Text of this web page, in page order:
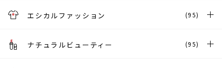
エシカルファッション (95)
ナチュラルビューティー (95)